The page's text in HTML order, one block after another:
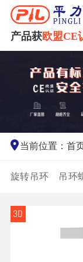
产品获欧盟CE
当前位置：首
旋转吊环 吊环
3D